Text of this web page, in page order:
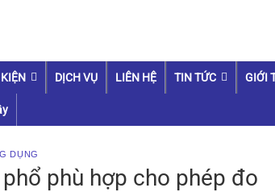
DỊCH VỤ LIÊN HỆ TIN TỨC GIỚI
DỤNG
phù hợp cho phép đo